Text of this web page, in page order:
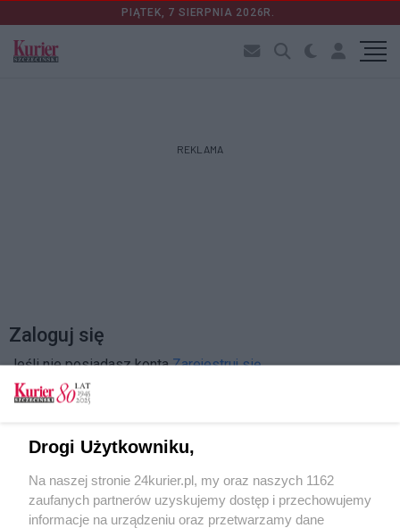
PIĄTEK, 7 SIERPNIA 2026R.
REKLAMA
Zaloguj się
Jeśli nie posiadasz kontaZarejestruj się
Drogi Użytkowniku,
Na naszej stronie 24kurier.pl, my oraz naszych 1162
zaufanych partnerów uzyskujemy dostęp i przechowujemy
informacje na urządzeniu oraz przetwarzamy dane